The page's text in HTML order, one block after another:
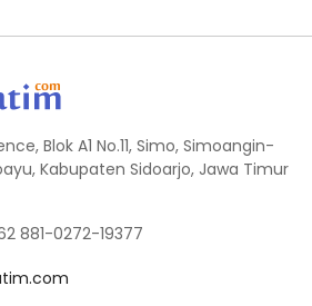
Blok A1 No.11, Simo, Simoangin-
Kabupaten Sidoarjo, Jawa Timur
881-0272-19377